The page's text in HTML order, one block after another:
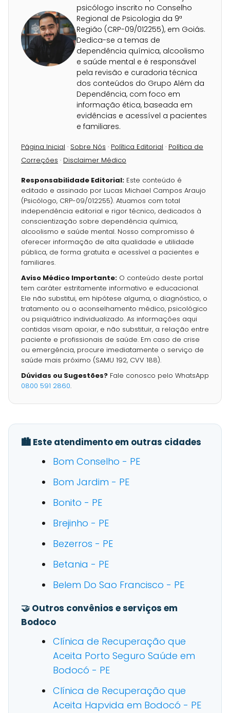
psicólogo inscrito no Conselho
Regional de Psicologia da 9ª
Região (CRP-09/012255), em Goiás.
Dedica-se a temas de
dependência química, alcoolismo
e saúde mental e é responsável
pela revisão e curadoria técnica
dos conteúdos do Grupo Além da
Dependência, com foco em
informação ética, baseada em
evidências e acessível a pacientes
e familiares.
Página Inicial · Sobre Nós · Política Editorial · Política de
Correções · Disclaimer Médico
Responsabilidade Editorial: Este conteúdo é
editado e assinado por Lucas Michael Campos Araujo
(Psicólogo, CRP-09/012255). Atuamos com total
independência editorial e rigor técnico, dedicados à
conscientização sobre dependência química,
alcoolismo e saúde mental. Nosso compromisso é
oferecer informação de alta qualidade e utilidade
pública, de forma gratuita e acessível a pacientes e
familiares.
Aviso Médico Importante: O conteúdo deste portal
tem caráter estritamente informativo e educacional.
Ele não substitui, em hipótese alguma, o diagnóstico, o
tratamento ou o aconselhamento médico, psicológico
ou psiquiátrico individualizado. As informações aqui
contidas visam apoiar, e não substituir, a relação entre
paciente e profissionais de saúde. Em caso de crise
ou emergência, procure imediatamente o serviço de
saúde mais próximo (SAMU 192, CVV 188).
Dúvidas ou Sugestões? Fale conosco pelo WhatsApp
0800 591 2860.
🏙️ Este atendimento em outras cidades
Bom Conselho - PE
Bom Jardim - PE
Bonito - PE
Brejinho - PE
Bezerros - PE
Betania - PE
Belem Do Sao Francisco - PE
🤝 Outros convênios e serviços em
Bodoco
Clínica de Recuperação que
Aceita Porto Seguro Saúde em
Bodocó - PE
Clínica de Recuperação que
Aceita Hapvida em Bodocó - PE